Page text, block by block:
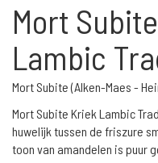
Mort
Lambic
Mort Subite (Alken-Maes -
Mort Subite Kriek Lambic
huwelijk tussen de friszure
toon van amandelen is puur